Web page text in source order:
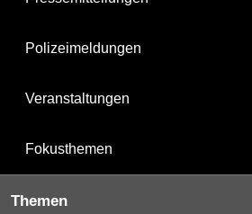
Polizeimeldungen
Veranstaltungen
Fokusthemen
Themen